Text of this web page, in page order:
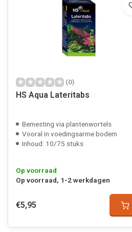
(0)
HS Aqua Lateritabs
Bemesting via plantenwortels
Vooral in voedingsarme bodem
Inhoud: 10/75 stuks
Op voorraad
Op voorraad, 1-2 werkdagen
€5,95